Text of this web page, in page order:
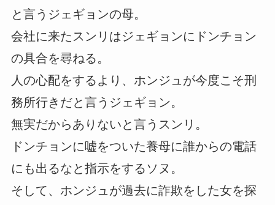
と言うジェギョンの母。
会社に来たスンリはジェギョンにドンチョン
の具合を尋ねる。
人の心配をするより、ホンジュが今度こそ刑
務所行きだと言うジェギョン。
無実だからありないと言うスンリ。
ドンチョンに嘘をついた養母に誰からの電話
にも出るなと指示をするソヌ。
そして、ホンジュが過去に詐欺をした女を探